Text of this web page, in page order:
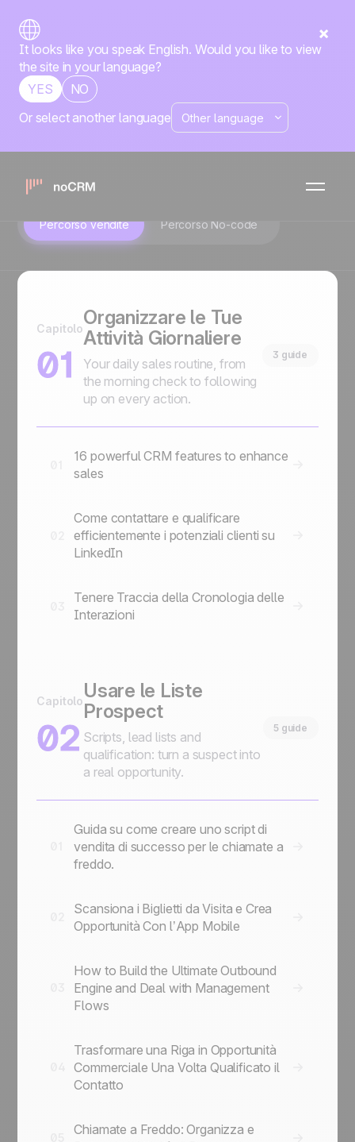
It looks like you speak English. Would you like to view
the site in your language?
YES
NO
Or select another language
noCRM Academy
Percorso vendite Percorso No-code
Capitolo
01
Organizzare le Tue
Attività Giornaliere
Your daily sales routine, from
the morning check to following
up on every action.
3 guide
16 powerful CRM features to enhance
sales
Come contattare e qualificare
efficientemente i potenziali clienti su
LinkedIn
Tenere Traccia della Cronologia delle
Interazioni
Capitolo
02
Usare le Liste
Prospect
Scripts, lead lists and
qualification: turn a suspect into
a real opportunity.
5 guide
Guida su come creare uno script di
vendita di successo per le chiamate a
freddo.
Scansiona i Biglietti da Visita e Crea
Opportunità Con l’App Mobile
How to Build the Ultimate Outbound
Engine and Deal with Management
Flows
Trasformare una Riga in Opportunità
Commerciale Una Volta Qualificato il
Contatto
Chiamate a Freddo: Organizza e